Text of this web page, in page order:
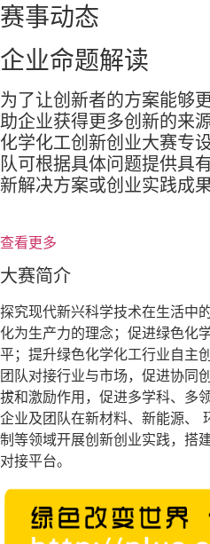
赛事动态
企业命题解读
为了让创新者的方案能够
助企业获得更多创新的来
化学化工创新创业大赛专
队可根据具体问题提供具
新解决方案或创业实践成果
查看更多
大赛简介
探究现代新兴科学技术在生活中
化为生产力的理念；促进绿色化
平；提升绿色化学化工行业自主
团队对接行业与市场，促进协同
拔和激励作用，促进多学科、多
企业及团队在新材料、新能源、
制等领域开展创新创业实践，搭
对接平台。